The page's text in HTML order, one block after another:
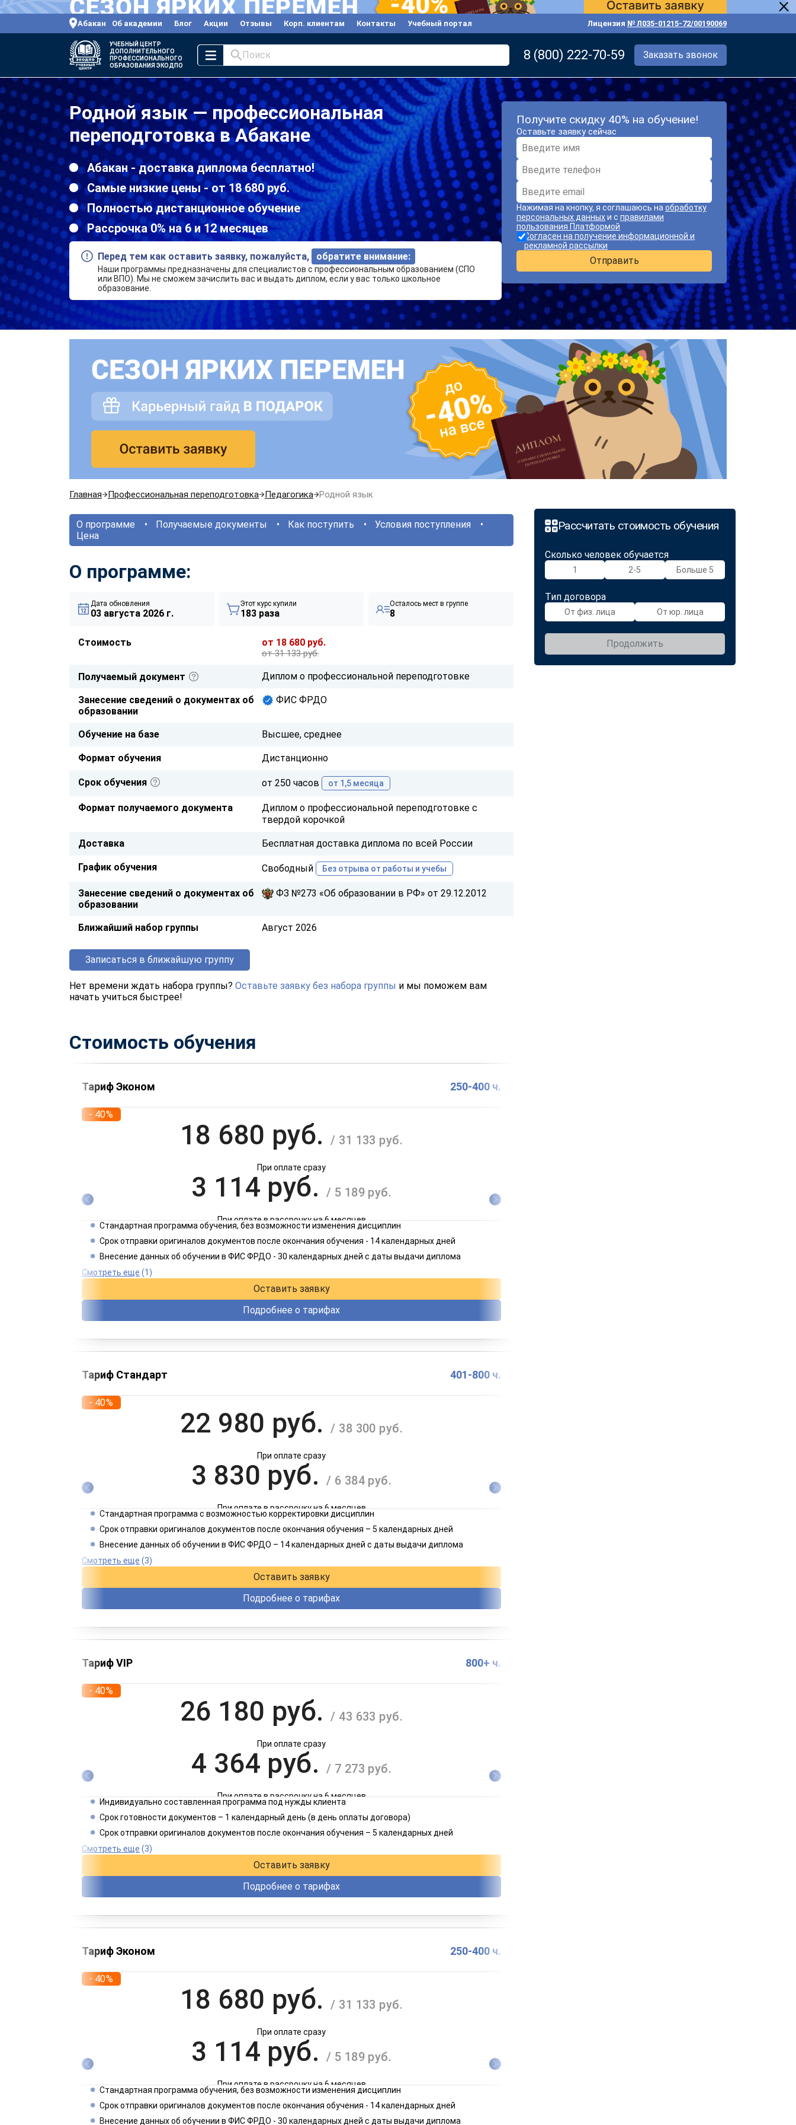
Абакан Об академии Блог Акции Отзывы Корп. клиентам Контакты Учебный портал Лицензия № Л035-01215-72/00190069
УЧЕБНЫЙ ЦЕНТР
ДОПОЛНИТЕЛЬНОГО
ПРОФЕССИОНАЛЬНОГО
ОБРАЗОВАНИЯ ЭКОДПО
Поиск 8 (800) 222-70-59 Заказать звонок
Родной язык — профессиональная
переподготовка в Абакане
Абакан - доставка диплома бесплатно!
Самые низкие цены - от 18 680 руб.
Полностью дистанционное обучение
Рассрочка 0% на 6 и 12 месяцев
Перед тем как оставить заявку, пожалуйста, обратите внимание:
Наши программы предназначены для специалистов с профессиональным образованием (СПО
или ВПО). Мы не сможем зачислить вас и выдать диплом, если у вас только школьное
образование.
Получите скидку 40% на обучение!
Оставьте заявку сейчас
Нажимая на кнопку, я соглашаюсь на обработку
персональных данныхи с правилами
пользования Платформой
Согласен на получение информационной и
рекламной рассылки
Отправить
Главная Профессиональная переподготовка Педагогика Родной язык
Рассчитать стоимость обучения
Сколько человек обучается
1 2-5 Больше 5
Тип договора
От физ. лица От юр. лица
Продолжить
О программе Получаемые документы Как поступить
Условия поступления
Цена
О программе:
Дата обновления
03 августа 2026 г.
Этот курс купили
183 раза
Осталось мест в группе
8
Стоимость от 18 680 руб.
от 31 133 руб.
Получаемый документ Диплом о профессиональной переподготовке
Занесение сведений о документах об
образовании
ФИС ФРДО
Обучение на базе Высшее, среднее
Формат обучения Дистанционно
Срок обучения от 250 часов от 1,5 месяца
Формат получаемого документа
Диплом о профессиональной переподготовке с
твердой корочкой
Доставка Бесплатная доставка диплома по всей России
График обучения Свободный Без отрыва от работы и учебы
Занесение сведений о документах об
образовании
ФЗ №273 «Об образовании в РФ» от 29.12.2012
Ближайший набор группы Август 2026
Записаться в ближайшую группу
Нет времени ждать набора группы? Оставьте заявку без набора группы и мы поможем вам
начать учиться быстрее!
Стоимость обучения
Тариф Эконом 250-400 ч.
- 40%
18 680 руб./ 31 133 руб.
При оплате сразу
3 114 руб. / 5 189 руб.
При оплате в рассрочку на 6 месяцев
1 557 руб./ 2 595 руб.
Стандартная программа обучения, без возможности изменения дисциплин
Срок отправки оригиналов документов после окончания обучения - 14 календарных дней
Внесение данных об обучении в ФИС ФРДО - 30 календарных дней с даты выдачи диплома
Смотреть еще (1)
Оставить заявку
Подробнее о тарифах
Тариф Стандарт 401-800 ч.
- 40%
22 980 руб./ 38 300 руб.
При оплате сразу
3 830 руб. / 6 384 руб.
При оплате в рассрочку на 6 месяцев
1 915 руб./ 3 192 руб.
Стандартная программа с возможностью корректировки дисциплин
Срок отправки оригиналов документов после окончания обучения – 5 календарных дней
Внесение данных об обучении в ФИС ФРДО – 14 календарных дней с даты выдачи диплома
Смотреть еще (3)
Оставить заявку
Подробнее о тарифах
Тариф VIP 800+ ч.
- 40%
26 180 руб./ 43 633 руб.
При оплате сразу
4 364 руб. / 7 273 руб.
При оплате в рассрочку на 6 месяцев
2 182 руб./ 3 637 руб.
Индивидуально составленная программа под нужды клиента
Срок готовности документов – 1 календарный день (в день оплаты договора)
Срок отправки оригиналов документов после окончания обучения – 5 календарных дней
Смотреть еще (3)
Оставить заявку
Подробнее о тарифах
Тариф Эконом 250-400 ч.
- 40%
18 680 руб./ 31 133 руб.
При оплате сразу
3 114 руб. / 5 189 руб.
При оплате в рассрочку на 6 месяцев
1 557 руб./ 2 595 руб.
Стандартная программа обучения, без возможности изменения дисциплин
Срок отправки оригиналов документов после окончания обучения - 14 календарных дней
Внесение данных об обучении в ФИС ФРДО - 30 календарных дней с даты выдачи диплома